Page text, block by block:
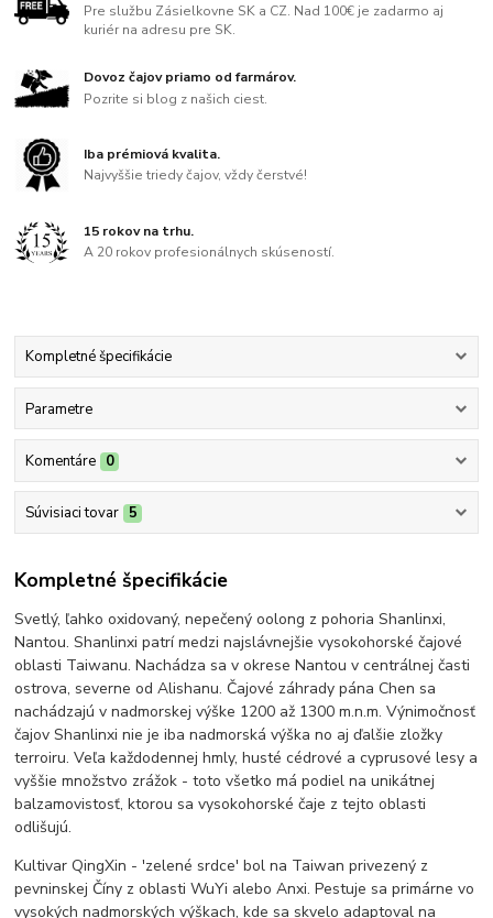
Pre službu Zásielkovne SK a CZ. Nad 100€ je zadarmo aj
kuriér na adresu pre SK.
Dovoz čajov priamo od farmárov.
Pozrite si blog z našich ciest.
Iba prémiová kvalita.
Najvyššie triedy čajov, vždy čerstvé!
15 rokov na trhu.
A 20 rokov profesionálnych skúseností.
Kompletné špecifikácie
Parametre
Komentáre 0
Súvisiaci tovar 5
Kompletné špecifikácie
Svetlý, ľahko oxidovaný, nepečený oolong z pohoria Shanlinxi,
Nantou. Shanlinxi patrí medzi najslávnejšie vysokohorské čajové
oblasti Taiwanu. Nachádza sa v okrese Nantou v centrálnej časti
ostrova, severne od Alishanu. Čajové záhrady pána Chen sa
nachádzajú v nadmorskej výške 1200 až 1300 m.n.m. Výnimočnosť
čajov Shanlinxi nie je iba nadmorská výška no aj ďalšie zložky
terroiru. Veľa každodennej hmly, husté cédrové a cyprusové lesy a
vyššie množstvo zrážok - toto všetko má podiel na unikátnej
balzamovistosť, ktorou sa vysokohorské čaje z tejto oblasti
odlišujú.
Kultivar QingXin - 'zelené srdce' bol na Taiwan privezený z
pevninskej Číny z oblasti WuYi alebo Anxi. Pestuje sa primárne vo
vysokých nadmorských výškach, kde sa skvelo adaptoval na